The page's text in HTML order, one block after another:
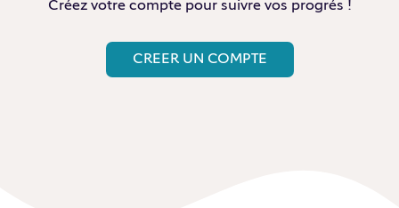
Créez votre compte pour suivre vos progrés !
CREER UN COMPTE